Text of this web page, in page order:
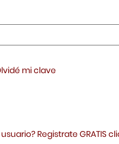
mi clave
Registrate GRATIS